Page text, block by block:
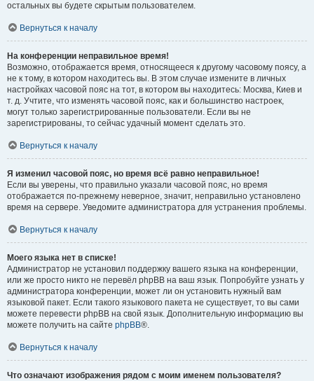
остальных вы будете скрытым пользователем.
Вернуться к началу
На конференции неправильное время!
Возможно, отображается время, относящееся к другому часовому поясу, а
не к тому, в котором находитесь вы. В этом случае измените в личных
настройках часовой пояс на тот, в котором вы находитесь: Москва, Киев и
т. д. Учтите, что изменять часовой пояс, как и большинство настроек,
могут только зарегистрированные пользователи. Если вы не
зарегистрированы, то сейчас удачный момент сделать это.
Вернуться к началу
Я изменил часовой пояс, но время всё равно неправильное!
Если вы уверены, что правильно указали часовой пояс, но время
отображается по-прежнему неверное, значит, неправильно установлено
время на сервере. Уведомите администратора для устранения проблемы.
Вернуться к началу
Моего языка нет в списке!
Администратор не установил поддержку вашего языка на конференции,
или же просто никто не перевёл phpBB на ваш язык. Попробуйте узнать у
администратора конференции, может ли он установить нужный вам
языковой пакет. Если такого языкового пакета не существует, то вы сами
можете перевести phpBB на свой язык. Дополнительную информацию вы
можете получить на сайте phpBB®.
Вернуться к началу
Что означают изображения рядом с моим именем пользователя?